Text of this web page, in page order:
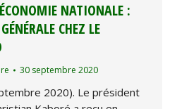
NATIONALE :
CHEZ LE
30 septembre 2020
2020). Le président